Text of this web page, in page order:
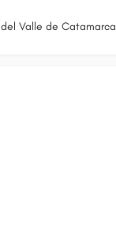
Valle de Catamarca